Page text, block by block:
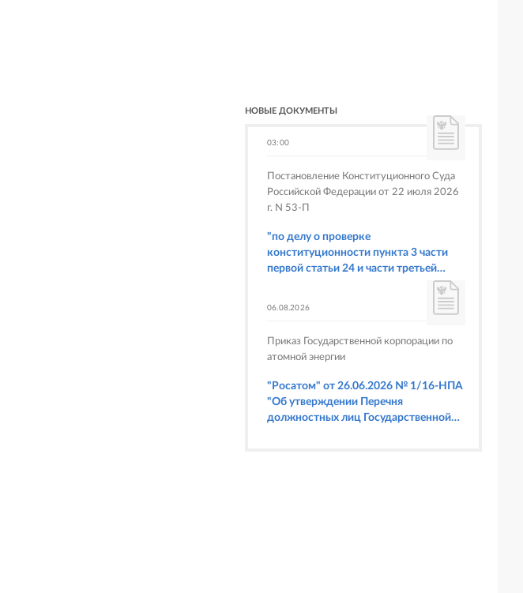
НОВЫЕ ДОКУМЕНТЫ
03:00
Постановление Конституционного Суда
Российской Федерации от 22 июля 2026
г. N 53-П
"по делу о проверке
конституционности пункта 3 части
первой статьи 24 и части третьей
процессуального кодекса Российской
Геннадьевича"
06.08.2026
Приказ Государственной корпорации по
атомной энергии
"Росатом" от 26.06.2026 № 1/16-НПА
"Об утверждении Перечня
должностных лиц Государственной